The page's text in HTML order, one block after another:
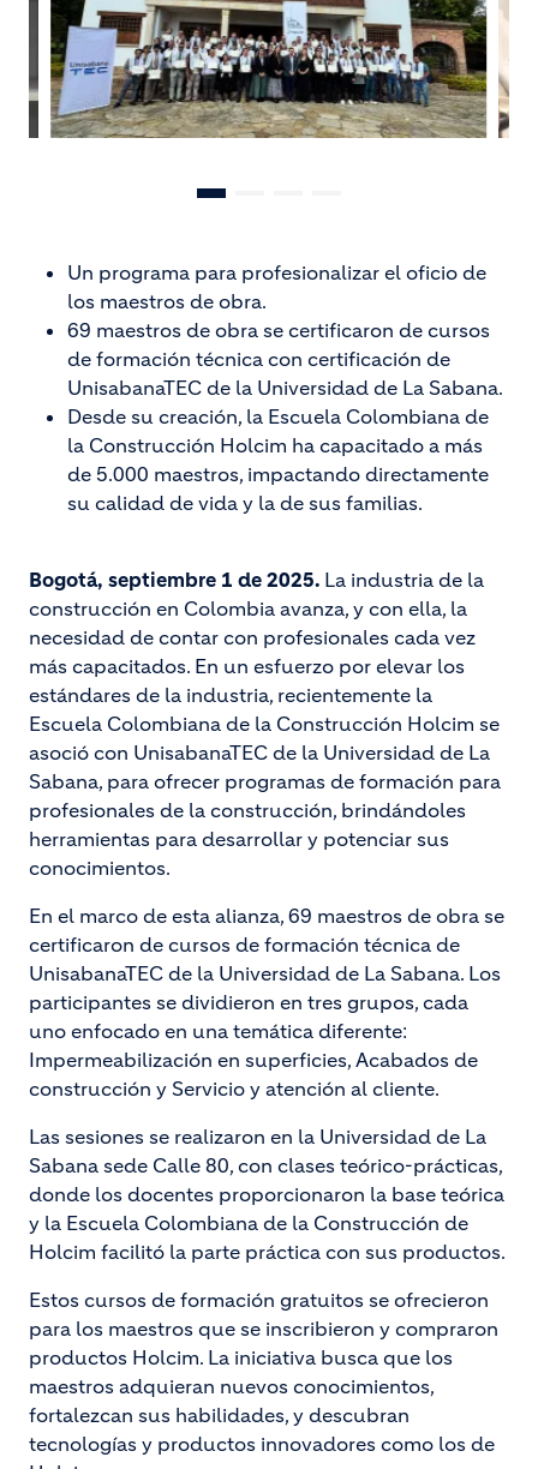
Un programa para profesionalizar el oficio de
los maestros de obra.
69 maestros de obra se certificaron de cursos
de formación técnica con certificación de
UnisabanaTEC de la Universidad de La Sabana.
Desde su creación, la Escuela Colombiana de
la Construcción Holcim ha capacitado a más
de 5.000 maestros, impactando directamente
su calidad de vida y la de sus familias.
Bogotá, septiembre 1 de 2025. La industria de la
construcción en Colombia avanza, y con ella, la
necesidad de contar con profesionales cada vez
más capacitados. En un esfuerzo por elevar los
estándares de la industria, recientemente la
Escuela Colombiana de la Construcción Holcim se
asoció con UnisabanaTEC de la Universidad de La
Sabana, para ofrecer programas de formación para
profesionales de la construcción, brindándoles
herramientas para desarrollar y potenciar sus
conocimientos.
En el marco de esta alianza, 69 maestros de obra se
certificaron de cursos de formación técnica de
UnisabanaTEC de la Universidad de La Sabana. Los
participantes se dividieron en tres grupos, cada
uno enfocado en una temática diferente:
Impermeabilización en superficies, Acabados de
construcción y Servicio y atención al cliente.
Las sesiones se realizaron en la Universidad de La
Sabana sede Calle 80, con clases teórico-prácticas,
donde los docentes proporcionaron la base teórica
y la Escuela Colombiana de la Construcción de
Holcim facilitó la parte práctica con sus productos.
Estos cursos de formación gratuitos se ofrecieron
para los maestros que se inscribieron y compraron
productos Holcim. La iniciativa busca que los
maestros adquieran nuevos conocimientos,
fortalezcan sus habilidades, y descubran
tecnologías y productos innovadores como los de